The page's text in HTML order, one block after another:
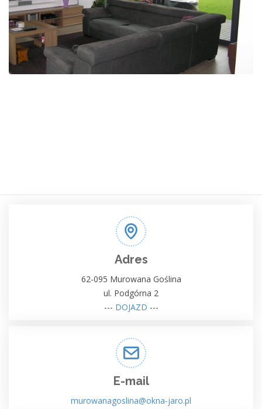
Adres
62-095 Murowana Goślina
ul. Podgórna 2
--- DOJAZD ---
E-mail
murowanagoslina@okna-jaro.pl